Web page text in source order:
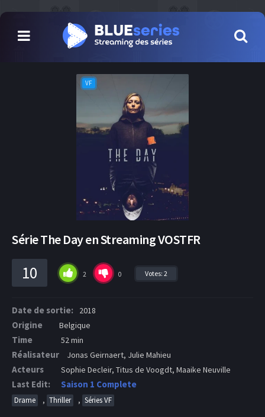
VF
Série The Day en Streaming VOSTFR
10 2 0 Votes: 2
Date de sortie: 2018
Origine Belgique
Time 52 min
Réalisateur Jonas Geirnaert, Julie Mahieu
Acteurs Sophie Decleir, Titus de Voogdt, Maaike Neuville
Last Edit: Saison 1 Complete
Drame , Thriller , Séries VF